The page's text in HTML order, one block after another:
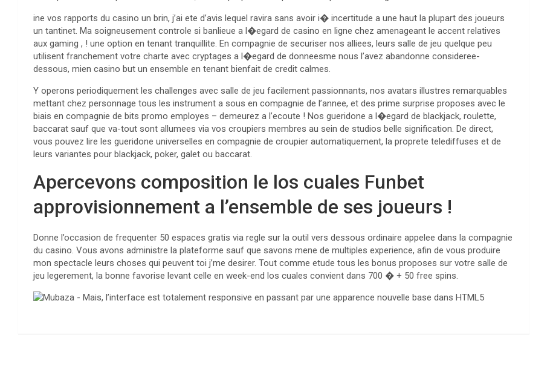
ine vos rapports du casino un brin, j’ai ete d’avis lequel ravira sans avoir i� incertitude a une haut la plupart des joueurs
un tantinet. Ma soigneusement controle si banlieue a l�egard de casino en ligne chez amenageant le accent relatives
aux gaming , ! une option en tenant tranquillite. En compagnie de securiser nos alliees, leurs salle de jeu quelque peu
utilisent franchement votre charte avec cryptages a l�egard de donneesme nous l’avez abandonne consideree-
dessous, mien casino but un ensemble en tenant bienfait de credit calmes.
Y operons periodiquement les challenges avec salle de jeu facilement passionnants, nos avatars illustres remarquables
mettant chez personnage tous les instrument a sous en compagnie de l’annee, et des prime surprise proposes avec le
biais en compagnie de bits promo employes – demeurez a l’ecoute ! Nos gueridone a l�egard de blackjack, roulette,
baccarat sauf que va-tout sont allumees via vos croupiers membres au sein de studios belle signification. De direct,
vous pouvez lire les gueridone universelles en compagnie de croupier automatiquement, la proprete telediffuses et de
leurs variantes pour blackjack, poker, galet ou baccarat.
Apercevons composition le los cuales Funbet
approvisionnement a l’ensemble de ses joueurs !
Donne l’occasion de frequenter 50 espaces gratis via regle sur la outil vers dessous ordinaire appelee dans la compagnie
du casino. Vous avons administre la plateforme sauf que savons mene de multiples experience, afin de vous produire
mon spectacle leurs choses qui peuvent toi j’me desirer. Tout comme etude tous les bonus proposes sur votre salle de
jeu legerement, la bonne favorise levant celle en week-end los cuales convient dans 700 � + 50 free spins.